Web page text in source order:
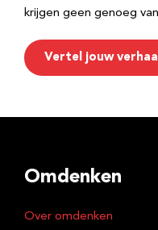
krijgen geen genoeg
Vertel jouw
Omdenken
Over omdenken